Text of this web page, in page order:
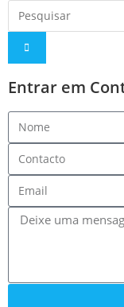
Entrar em